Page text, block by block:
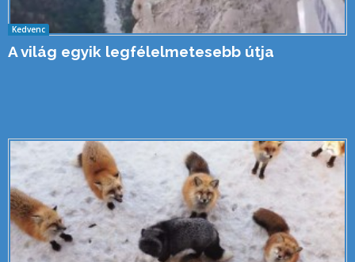
Kedvenc
A világ egyik legfélelmetesebb útja